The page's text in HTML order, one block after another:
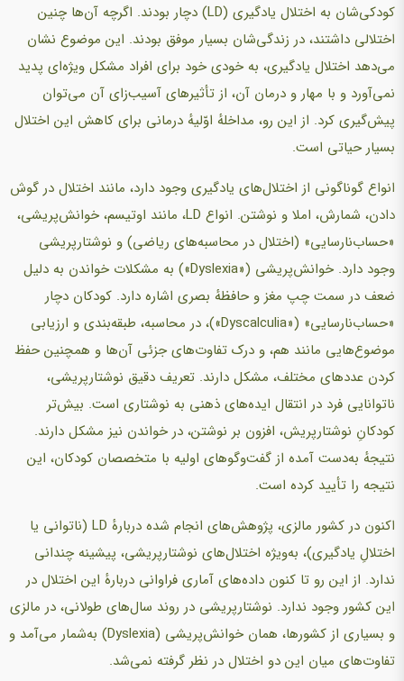
کودکی‌شان به اختلال یادگیری (LD) دچار بودند. اگرچه آن‌ها چنین
اختلالی داشتند، در زندگی‌شان بسیار موفق بودند. این موضوع نشان
می‌دهد اختلال یادگیری، به خودی خود برای افراد مشکل ویژه‌ای پدید
نمی‌آورد و با مهار و درمان آن، از تأثیرهای آسیب‌زای آن می‌توان
پیش‌گیری کرد. از این رو، مداخلهٔ اوّلیهٔ درمانی برای کاهش این اختلال
بسیار حیاتی است.
انواع گوناگونی از اختلال‌های یادگیری وجود دارد، مانند اختلال در گوش
دادن، شمارش، املا و نوشتن. انواع LD، مانند اوتیسم، خوانش‌پریشی،
«حساب‌نارسایی» (اختلال در محاسبه‌های ریاضی) و نوشتارپریشی
وجود دارد. خوانش‌پریشی («Dyslexia») به مشکلات خواندن به دلیل
ضعف در سمت چپ مغز و حافظهٔ بصری اشاره دارد. کودکان دچار
«حساب‌نارسایی» («Dyscalculia»)، در محاسبه، طبقه‌بندی و ارزیابی
موضوع‌هایی مانند هم، و درک تفاوت‌های جزئی آن‌ها و همچنین حفظ
کردن عددهای مختلف، مشکل دارند. تعریف دقیق نوشتارپریشی،
ناتوانایی فرد در انتقال ایده‌های ذهنی به نوشتاری است. بیش‌تر
کودکانِ نوشتارپریش، افزون بر نوشتن، در خواندن نیز مشکل دارند.
نتیجهٔ به‌دست آمده از گفت‌وگوهای اولیه با متخصصان کودکان، این
نتیجه را تأیید کرده است.
اکنون در کشور مالزی، پژوهش‌های انجام شده دربارهٔ LD (ناتوانی یا
اختلالِ یادگیری)، به‌ویژه اختلال‌های نوشتارپریشی، پیشینه چندانی
ندارد. از این رو تا کنون داده‌های آماری فراوانی دربارهٔ این اختلال در
این کشور وجود ندارد. نوشتارپریشی در روند سال‌های طولانی، در مالزی
و بسیاری از کشورها، همان خوانش‌پریشی (Dyslexia) به‌شمار می‌آمد و
تفاوت‌های میان این دو اختلال در نظر گرفته نمی‌شد.